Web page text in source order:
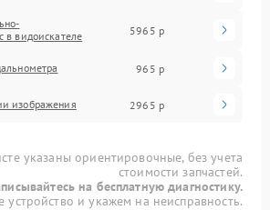
в видоискателе
5965 р
965 р
изображения 2965 р
указаны ориентировочные, без учета
стоимости запчастей.
на бесплатную диагностику.
и укажем на неисправность.